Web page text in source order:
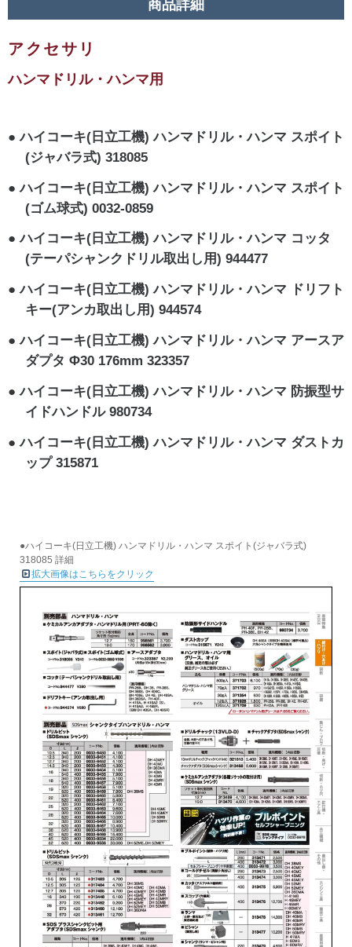
商品詳細
アクセサリ
ハンマドリル・ハンマ用
ハイコーキ(日立工機) ハンマドリル・ハンマ スポイト
(ジャバラ式) 318085
ハイコーキ(日立工機) ハンマドリル・ハンマ スポイト
(ゴム球式) 0032-0859
ハイコーキ(日立工機) ハンマドリル・ハンマ コッタ
(テーパシャンクドリル取出し用) 944477
ハイコーキ(日立工機) ハンマドリル・ハンマ ドリフト
キー(アンカ取出し用) 944574
ハイコーキ(日立工機) ハンマドリル・ハンマ アースア
ダプタ Φ30 176mm 323357
ハイコーキ(日立工機) ハンマドリル・ハンマ 防振型サ
イドハンドル 980734
ハイコーキ(日立工機) ハンマドリル・ハンマ ダストカ
ップ 315871
●ハイコーキ(日立工機) ハンマドリル・ハンマ スポイト(ジャバラ式)
318085 詳細
拡大画像はこちらをクリック